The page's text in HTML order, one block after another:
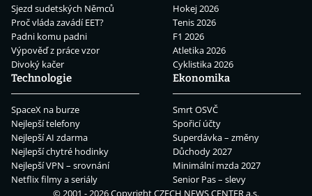
Sjezd sudetských Němců
Proč vláda zavádí EET?
Padni komu padni
Výpověď z práce vzor
Divoký kačer
Hokej 2026
Tenis 2026
F1 2026
Atletika 2026
Cyklistika 2026
Technologie
SpaceX na burze
Nejlepší telefony
Nejlepší AI zdarma
Nejlepší chytré hodinky
Nejlepší VPN – srovnání
Netflix filmy a seriály
Ekonomika
Smrt OSVČ
Spořicí účty
Superdávka – změny
Důchody 2027
Minimální mzda 2027
Senior Pas – slevy
© 2001 - 2026 CopyrightCZECH NEWS CENTER a.s.